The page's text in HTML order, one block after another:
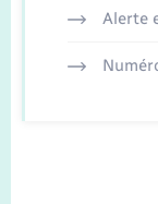
Alerte